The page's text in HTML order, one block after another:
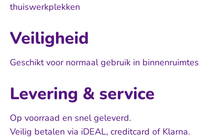
thuiswerkplekken
Veiligheid
Geschikt voor normaal gebruik in binnenruimtes
Levering & service
Op voorraad en snel geleverd.
Veilig betalen via iDEAL, creditcard of Klarna.